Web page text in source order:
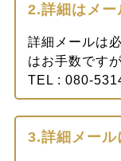
2.詳細はメー
詳細メールは
はお手数です
TEL : 080-
3.詳細メール